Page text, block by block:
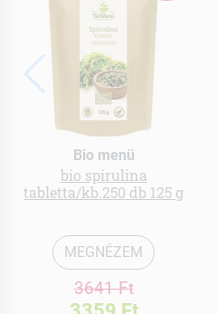
Bio menü
bio spirulina
tabletta/kb.250 db 125 g
MEGNÉZEM
3641 Ft